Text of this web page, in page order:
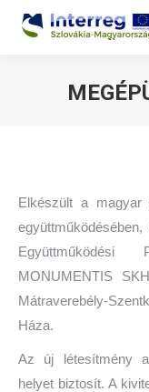
Elkészült a magyar
Együttműködési
MONUMENTIS
Mátraverebély-
Háza.
Az új létesítmény a
helyet biztosít. A